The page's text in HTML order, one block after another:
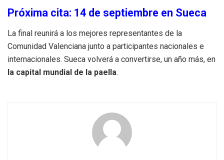
Próxima cita: 14 de septiembre en Sueca
La final reunirá a los mejores representantes de la
Comunidad Valenciana junto a participantes nacionales e
internacionales. Sueca volverá a convertirse, un año más, en
la capital mundial de la paella.